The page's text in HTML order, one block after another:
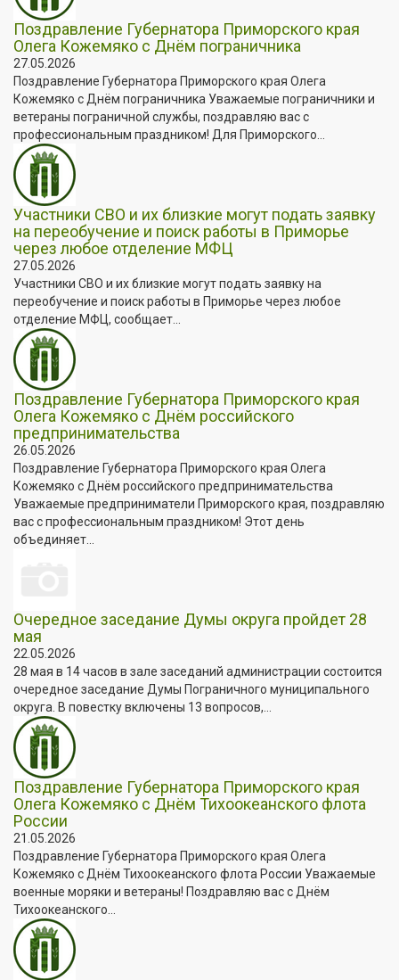
Поздравление Губернатора Приморского края
Олега Кожемяко с Днём пограничника
27.05.2026
Поздравление Губернатора Приморского края Олега
Кожемяко с Днём пограничника Уважаемые пограничники и
ветераны пограничной службы, поздравляю вас с
профессиональным праздником! Для Приморского...
Участники СВО и их близкие могут подать заявку
на переобучение и поиск работы в Приморье
через любое отделение МФЦ
27.05.2026
Участники СВО и их близкие могут подать заявку на
переобучение и поиск работы в Приморье через любое
отделение МФЦ, сообщает...
Поздравление Губернатора Приморского края
Олега Кожемяко с Днём российского
предпринимательства
26.05.2026
Поздравление Губернатора Приморского края Олега
Кожемяко с Днём российского предпринимательства
Уважаемые предприниматели Приморского края, поздравляю
вас с профессиональным праздником! Этот день
объединяет...
Очередное заседание Думы округа пройдет 28
мая
22.05.2026
28 мая в 14 часов в зале заседаний администрации состоится
очередное заседание Думы Пограничного муниципального
округа. В повестку включены 13 вопросов,...
Поздравление Губернатора Приморского края
Олега Кожемяко с Днём Тихоокеанского флота
России
21.05.2026
Поздравление Губернатора Приморского края Олега
Кожемяко с Днём Тихоокеанского флота России Уважаемые
военные моряки и ветераны! Поздравляю вас с Днём
Тихоокеанского...